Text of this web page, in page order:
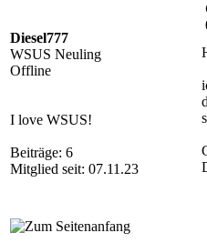
Diesel777
WSUS Neuling
Offline
I love WSUS!
Beiträge: 6
Mitglied seit: 07.11.23